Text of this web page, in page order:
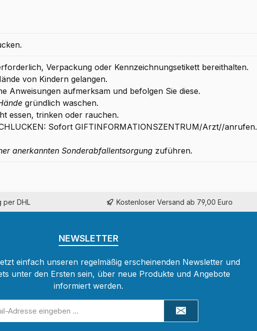
Verpackung oder Kennzeichnungsetikett bereithalten.
von Kindern gelangen.
Anweisungen aufmerksam und befolgen Sie diese.
gründlich waschen.
essen, trinken oder rauchen.
Sofort GIFTINFORMATIONSZENTRUM/Arzt//anrufen.
anerkannten Sonderabfallentsorgungzuführen.
per DHL Kostenloser Versand ab 79,00 Euro
NEWSLETTER
einfach unseren regelmäßig erscheinenden Newsletter und
unter den Ersten sein, über neue Produkte und Angebote
informiert werden.